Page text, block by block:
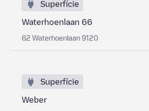
Superfície
Waterhoenlaan 66
62 Waterhoenlaan 9120
Superfície
Weber